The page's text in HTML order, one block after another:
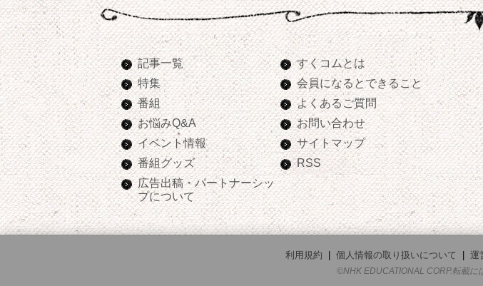
記事一覧
特集
番組
お悩みQ&A
イベント情報
番組グッズ
広告出稿・パートナーシッ
プについて
すくコムとは
会員になるとできること
よくあるご質問
お問い合わせ
サイトマップ
RSS
利用規約 個人情報の取り扱いについて 運
©NHK EDUCATIONAL CORP.転載